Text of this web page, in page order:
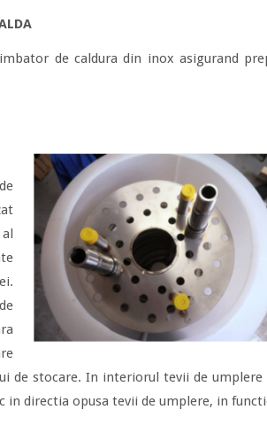
de caldura din inox asigurand
de stocare. In interiorul tevii de
in directia opusa tevii de umplere, in